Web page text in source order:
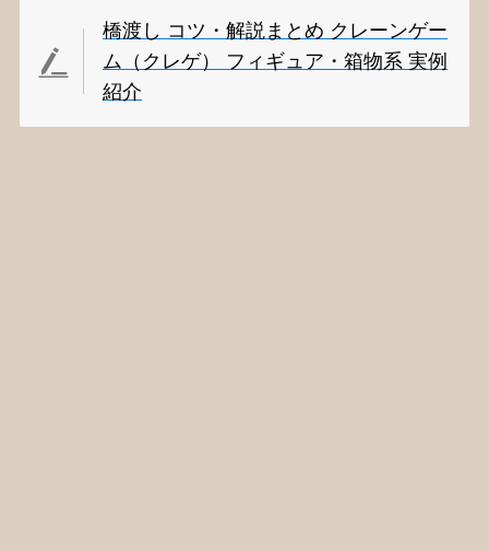
橋渡し コツ・解説まとめ クレーンゲー
ム（クレゲ） フィギュア・箱物系 実例
紹介